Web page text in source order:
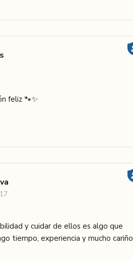
feliz 🐾✨
y cuidar de ellos es algo que
tiempo, experiencia y mucho cariño